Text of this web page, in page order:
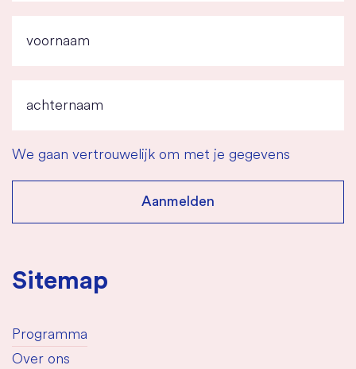
We gaan vertrouwelijk om met je gegevens
Sitemap
Programma
Over ons